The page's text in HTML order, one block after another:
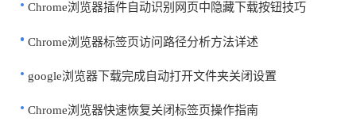
Chrome浏览器插件自动识别网页中隐藏下载按钮技巧
Chrome浏览器标签页访问路径分析方法详述
google浏览器下载完成自动打开文件夹关闭设置
Chrome浏览器快速恢复关闭标签页操作指南